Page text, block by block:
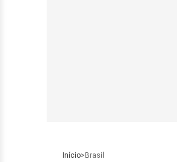
Início> Brasil